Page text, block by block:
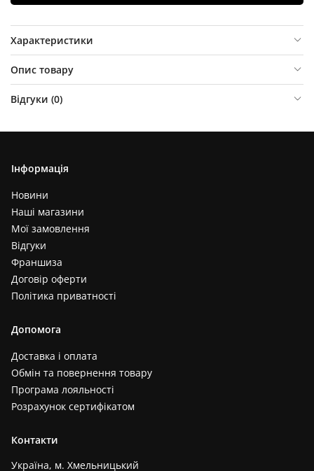
Характеристики
Опис товару
Відгуки (0)
Інформація
Новини
Наші магазини
Мої замовлення
Відгуки
Франшиза
Договір оферти
Політика приватності
Допомога
Доставка і оплата
Обмін та повернення товару
Програма лояльності
Розрахунок сертифікатом
Контакти
Україна, м. Хмельницький